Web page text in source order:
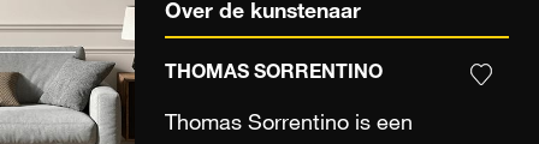
Over de kunstenaar
THOMAS SORRENTINO
Thomas Sorrentino is een